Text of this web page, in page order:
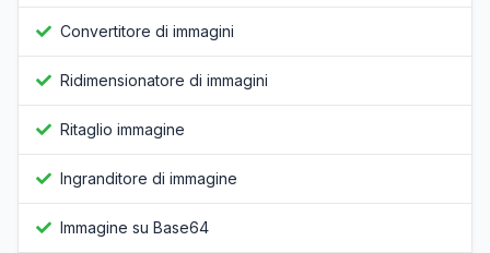
Convertitore di immagini
Ridimensionatore di immagini
Ritaglio immagine
Ingranditore di immagine
Immagine su Base64